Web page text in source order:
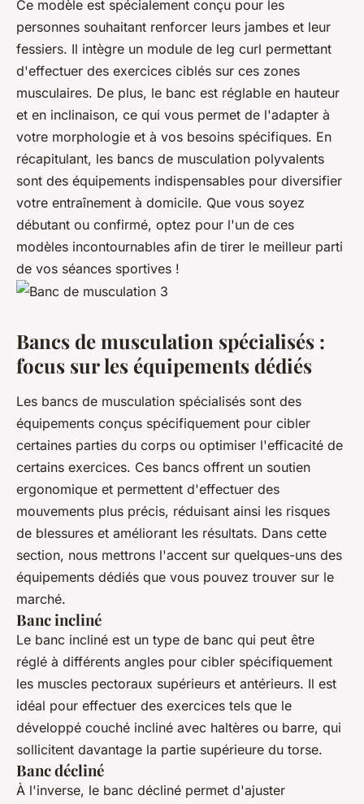
Ce modèle est spécialement conçu pour les
personnes souhaitant renforcer leurs jambes et leur
fessiers. Il intègre un module de leg curl permettant
d'effectuer des exercices ciblés sur ces zones
musculaires. De plus, le banc est réglable en hauteur
et en inclinaison, ce qui vous permet de l'adapter à
votre morphologie et à vos besoins spécifiques. En
récapitulant, les bancs de musculation polyvalents
sont des équipements indispensables pour diversifier
votre entraînement à domicile. Que vous soyez
débutant ou confirmé, optez pour l'un de ces
modèles incontournables afin de tirer le meilleur parti
de vos séances sportives !
Bancs de musculation spécialisés :
focus sur les équipements dédiés
Les bancs de musculation spécialisés sont des
équipements conçus spécifiquement pour cibler
certaines parties du corps ou optimiser l'efficacité de
certains exercices. Ces bancs offrent un soutien
ergonomique et permettent d'effectuer des
mouvements plus précis, réduisant ainsi les risques
de blessures et améliorant les résultats. Dans cette
section, nous mettrons l'accent sur quelques-uns des
équipements dédiés que vous pouvez trouver sur le
marché.
Banc incliné
Le banc incliné est un type de banc qui peut être
réglé à différents angles pour cibler spécifiquement
les muscles pectoraux supérieurs et antérieurs. Il est
idéal pour effectuer des exercices tels que le
développé couché incliné avec haltères ou barre, qui
sollicitent davantage la partie supérieure du torse.
Banc décliné
À l'inverse, le banc décliné permet d'ajuster